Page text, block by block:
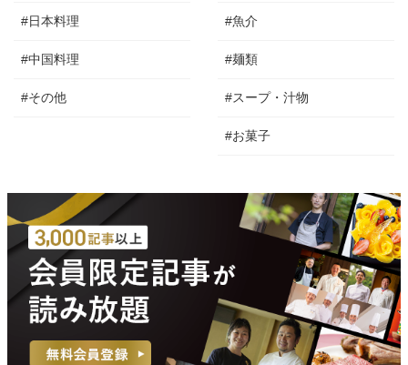
#日本料理
#中国料理
#その他
#魚介
#麺類
#スープ・汁物
#お菓子